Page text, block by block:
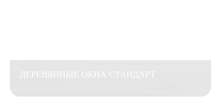
ДЕРЕВЯННЫЕ ОКНА СТАНДАРТ